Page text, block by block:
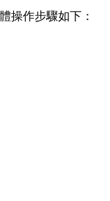
操作步驟如下：